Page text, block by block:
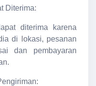
Diterima:
diterima karena
di lokasi, pesanan
dan pembayaran